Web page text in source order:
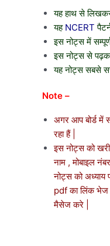
यह हाथ से लिखकर
यह NCERT
इस नोट्स में सम्पूर्ण
इस नोट्स से
यह नोट्स सबसे
Note –
अगर आप बोर्ड में
रहा हैं |
इस नोट्स को
नाम , मोबाइल
नोट्स को
pdf का लिंक भेज
मैसेज करे |